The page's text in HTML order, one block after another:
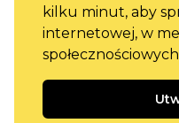
kilku minut, aby
internetowej, w